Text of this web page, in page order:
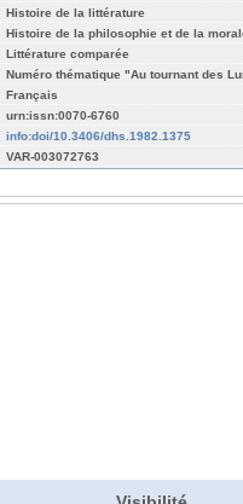
Histoire de la littérature
Histoire de la philosophie et de la
Littérature comparée
Numéro thématique "Au tournant des
Français
urn:issn:0070-6760
info:doi/10.3406/dhs.1982.1375
VAR-003072763